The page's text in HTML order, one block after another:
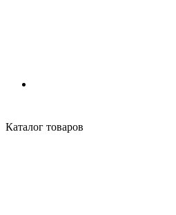
Каталог товаров